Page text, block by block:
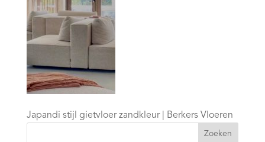
Japandi stijl gietvloer zandkleur | Berkers Vloeren
Zoeken